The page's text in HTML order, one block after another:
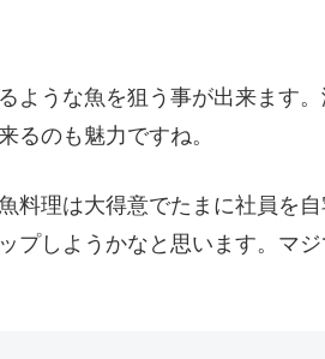
ような魚を狙う事が出来ます
るのも魅力ですね。
料理は大得意でたまに社員を
プしようかなと思います。マジ